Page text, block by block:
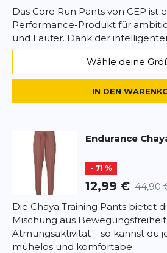
Das Core Run Pants von CEP ist
Performance-Produkt für
und Läufer. Dank der
Wähle deine
IN DEN
Endurance
- 71 %
12,99 € 44,90
Die Chaya Training Pants bietet
Mischung aus
Atmungsaktivität – so kannst du
mühelos und komfortabe...